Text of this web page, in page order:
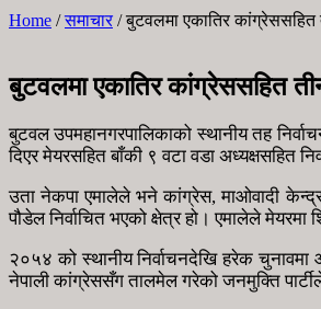
Home /समाचार /बुटवलमा एकातिर कांग्रेससहित
बुटवलमा एकातिर कांग्रेससहित
बुटवल उपमहानगरपालिकाको स्थानीय तह
दिएर मेयरसहित बाँकी ९ वटा वडा अध्यक्षसहित
उता नेकपा एमालेले भने कांग्रेस, माओवादी केन्द्र
पौडेल निर्वाचित भएको क्षेत्र हो। एमालेले
२०५४ को स्थानीय निर्वाचनदेखि हरेक
नेपाली कांग्रेससँग तालमेल गरेको जनमुक्ति